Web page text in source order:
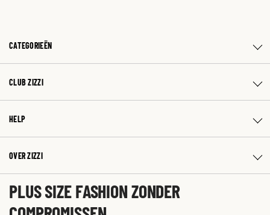
CATEGORIEËN
CLUB ZIZZI
HELP
OVER ZIZZI
PLUS SIZE FASHION ZONDER